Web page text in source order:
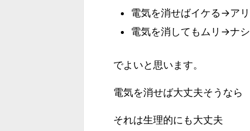
電気を消せばイケる→アリ
電気を消してもムリ→ナシ
でよいと思います。
電気を消せば大丈夫そうなら
それは生理的にも大丈夫